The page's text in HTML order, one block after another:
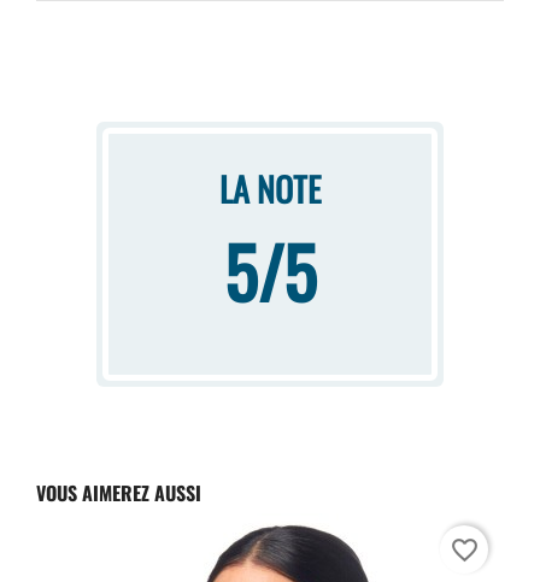
LA NOTE
5/5
VOUS AIMEREZ AUSSI
favorite_border